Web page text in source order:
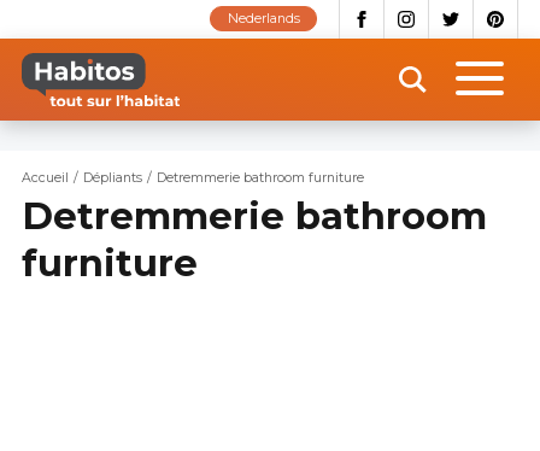
contenu
principal
Nederlands
Accueil Dépliants Detremmerie bathroom furniture
Detremmerie bathroom
furniture